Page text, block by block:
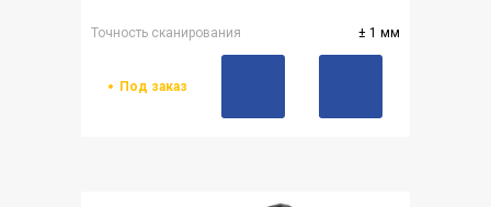
Точность сканирования ± 1 мм
Под заказ